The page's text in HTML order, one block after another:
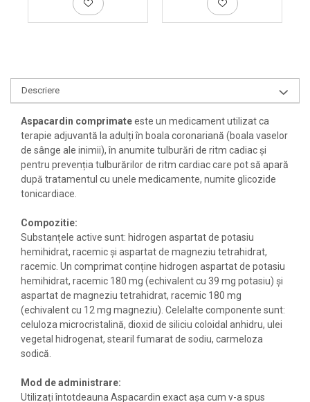
Descriere
Aspacardin comprimateeste un medicament utilizat ca
terapie adjuvantă la adulți în boala coronariană (boala vaselor
de sânge ale inimii), în anumite tulburări de ritm cadiac și
pentru prevenția tulburărilor de ritm cardiac care pot să apară
după tratamentul cu unele medicamente, numite glicozide
tonicardiace.
Compozitie:
Substanțele active sunt: hidrogen aspartat de potasiu
hemihidrat, racemic și aspartat de magneziu tetrahidrat,
racemic. Un comprimat conține hidrogen aspartat de potasiu
hemihidrat, racemic 180 mg (echivalent cu 39 mg potasiu) și
aspartat de magneziu tetrahidrat, racemic 180 mg
(echivalent cu 12 mg magneziu). Celelalte componente sunt:
celuloza microcristalină, dioxid de siliciu coloidal anhidru, ulei
vegetal hidrogenat, stearil fumarat de sodiu, carmeloza
sodică.
Mod de administrare:
Utilizați întotdeauna Aspacardin exact așa cum v-a spus